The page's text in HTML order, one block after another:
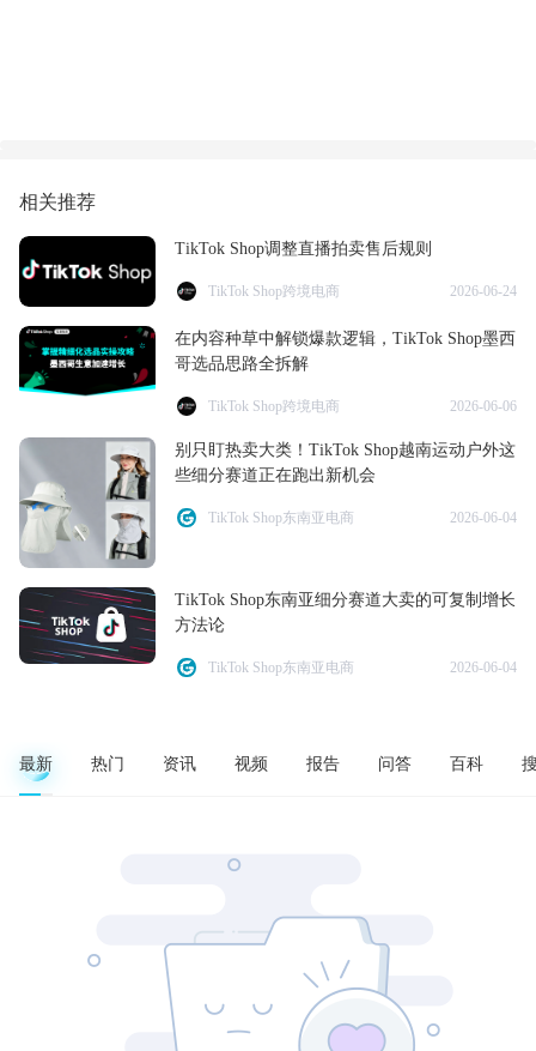
相关推荐
TikTok Shop调整直播拍卖售后规则
TikTok Shop跨境电商 2026-06-24
在内容种草中解锁爆款逻辑，TikTok Shop墨西
哥选品思路全拆解
TikTok Shop跨境电商 2026-06-06
别只盯热卖大类！TikTok Shop越南运动户外这
些细分赛道正在跑出新机会
TikTok Shop东南亚电商 2026-06-04
TikTok Shop东南亚细分赛道大卖的可复制增长
方法论
TikTok Shop东南亚电商 2026-06-04
最新 热门 资讯 视频 报告 问答 百科